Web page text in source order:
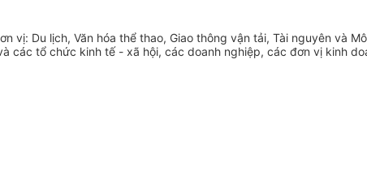
Du lịch, Văn hóa thể thao, Giao thông vận tải, Tài nguyên và
các tổ chức kinh tế - xã hội, các doanh nghiệp, các đơn vị kinh